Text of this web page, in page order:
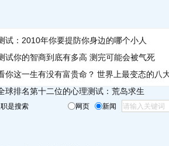
试：2010年你要提防你身边的哪个小人
试你的智商到底有多高 测完可能会被气死
你这一生有没有富贵命？ 世界上最变态的八
球排名第十二位的心理测试：荒岛求生
是搜索 网页 新闻